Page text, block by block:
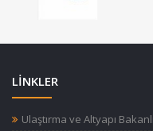
LİNKLER
Ulaştırma ve Altyapı